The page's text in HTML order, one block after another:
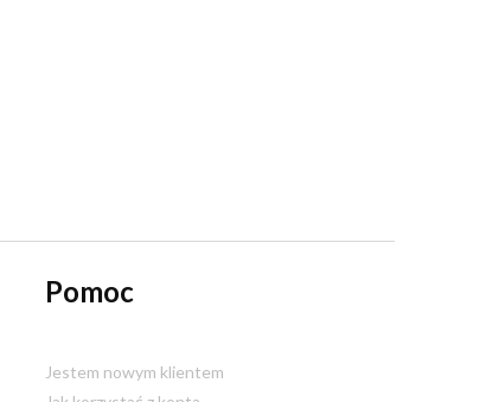
Pomoc
Jestem nowym klientem